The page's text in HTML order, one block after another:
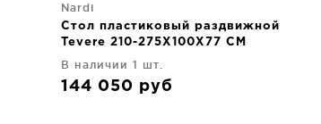
Nardi
Стол пластиковый раздвижной
Tevere 210-275X100X77 CM
В наличии 1 шт.
144 050 руб